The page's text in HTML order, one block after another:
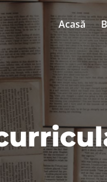
Acasă